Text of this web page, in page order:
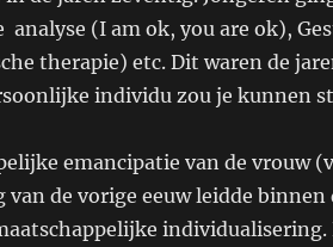
(I am ok, you are ok),
therapie) etc. Dit waren de
individu zou je kunnen
emancipatie van de vrouw
de vorige eeuw leidde binnen
individualisering.